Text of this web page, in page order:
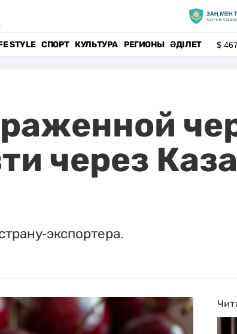
STYLE СПОРТ КУЛЬТУРА РЕГИОНЫ ӘДІЛЕТ $
через
экспортера.